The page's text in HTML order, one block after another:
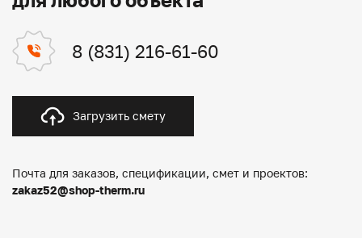
8 (831) 216-61-60
Загрузить смету
Почта для заказов, спецификации, смет и проектов:
zakaz52@shop-therm.ru